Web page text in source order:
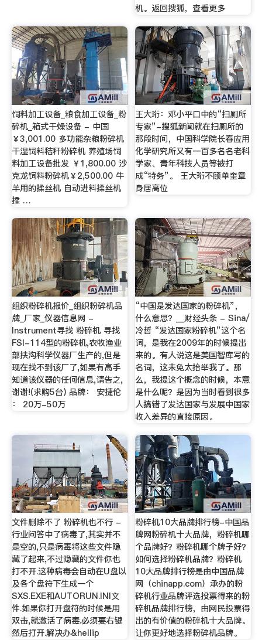
机。返回搜狐，查看更多
饲料加工设备_粮食加工设备_粉
碎机_箱式干燥设备 - 中国
￥3,001.00 多功能杂粮粉碎机
干湿饲料秸秆粉碎机 养殖场饲
料加工设备批发 ￥1,800.00 沙
克龙饲料粉碎机￥2,500.00 牛
羊用的揉丝机 自动进料揉丝机
揉 …
王大珩：邓小平口中的“扫厕所
专家”-搜狐新闻就在扫厕所的
那段时间，中国科学院长春应用
化学研究所又有一百多名名老科
学家、青年科技人员等被打
成“特务”。 王大珩不顾单奎章
身居高位
组织粉碎机报价_组织粉碎机品
牌_厂家_仪器信息网 -
Instrument寻找 粉碎机 寻找
FSI-114型的粉碎机,农牧渔业
部扶沟科学仪器厂生产的,但是
现在找不到该厂了,如果有高手
知道该仪器的任何信息,请告之,
谢谢!(求购5台) 品牌： 安捷伦
： 20万-50万
“中国是发达国家的粉碎机”，
什么意思？__财经头条 - Sina/
冷哲 “发达国家粉碎机”这个名
词，是我在2009年的时候提出
来的。有人说这是美国智库写的
名词，这未免太抬举我了。那
么，我提这个概念的时候，本意
是什么呢？是因为当时看到很多
人搞错了发达国家与发展中国家
收入差异的直接原因。
文件删除不了 粉碎机也不行 -
行业问答中了病毒了,其实并不
是空的,只是病毒将这些文件隐
藏了起来,不过隐藏的文件你也
打不开.这种病毒会自动在U盘以
及各个盘符下生成一个
SXS.EXE和AUTORUN.INI文
件.如果你打开盘符的时候是用
双击,就激活了病毒.必须要右键
然后打开.解决办&hellip
粉碎机10大品牌排行榜-中国品
牌网粉碎机十大品牌，粉碎机哪
个品牌好？粉碎机哪个牌子好？
如何选择粉碎机品牌？粉碎机
10大品牌排行榜是由中国品牌
网（chinapp.com）承办的粉
碎机行业品牌评选投票得来的粉
碎机品牌排行榜，由网民投票得
出的有价值的粉碎机十大品牌。
让你更好地选择粉碎机品牌。